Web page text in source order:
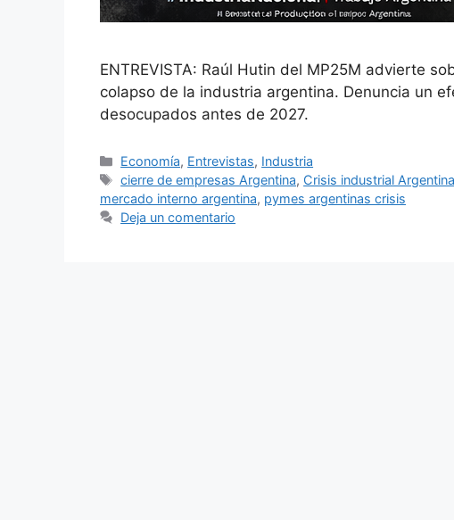
ENTREVISTA: Raúl Hutin del MP25M advierte
colapso de la industria argentina. Denuncia un
desocupados antes de 2027.
Economía, Entrevistas, Industria
cierre de empresas Argentina, Crisis industrial Argentina
mercado interno argentina, pymes argentinas crisis
Deja un comentario